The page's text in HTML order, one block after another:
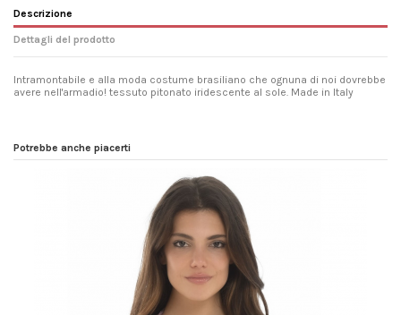
Descrizione
Dettagli del prodotto
Intramontabile e alla moda costume brasiliano che ognuna di noi dovrebbe
avere nell'armadio! tessuto pitonato iridescente al sole. Made in Italy
lascia scoperti i glutei sul genere slip
brasiliano.
80% Poliamide 20% Elastan
Marca
gdpytvenbot17
Potrebbe anche piacerti